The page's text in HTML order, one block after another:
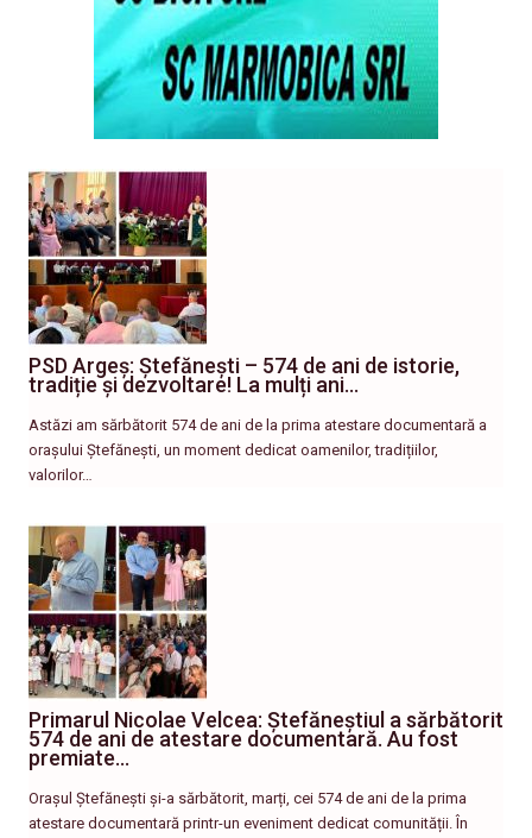
PSD Argeș: Ștefănești – 574 de ani de istorie,
tradiție și dezvoltare! La mulți ani…
Astăzi am sărbătorit 574 de ani de la prima atestare documentară a
orașului Ștefănești, un moment dedicat oamenilor, tradițiilor,
valorilor…
Primarul Nicolae Velcea: Ștefăneștiul a sărbătorit
574 de ani de atestare documentară. Au fost
premiate…
Orașul Ștefănești și-a sărbătorit, marți, cei 574 de ani de la prima
atestare documentară printr-un eveniment dedicat comunității. În